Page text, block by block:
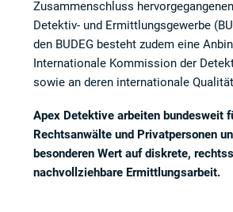
Zusammenschluss
Detektiv- und Ermittlungsgewerbe
den BUDEG besteht zudem eine
Internationale Kommission der
sowie an deren internationale
Apex Detektive arbeiten bundesweit
Rechtsanwälte und Privatpersonen
besonderen Wert auf diskrete,
nachvollziehbare Ermittlungsarbeit.